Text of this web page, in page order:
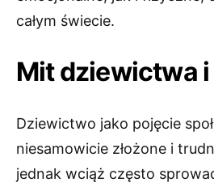
całym świecie.
Mit dziewictwa
Dziewictwo jako pojęcie
niesamowicie złożone i
jednak wciąż często